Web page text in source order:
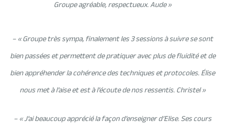
Groupe agréable, respectueux. Aude »
– « Groupe très sympa, finalement les 3 sessions à suivre se sont
bien passées et permettent de pratiquer avec plus de fluidité et de
bien appréhender la cohérence des techniques et protocoles. Élise
nous met à l’aise et est à l’écoute de nos ressentis. Christel »
– « J’ai beaucoup apprécié la façon d’enseigner d’Elise. Ses cours